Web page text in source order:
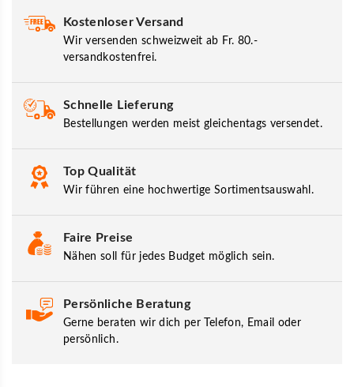
Kostenloser Versand
Wir versenden schweizweit ab Fr. 80.-
versandkostenfrei.
Schnelle Lieferung
Bestellungen werden meist gleichentags versendet.
Top Qualität
Wir führen eine hochwertige Sortimentsauswahl.
Faire Preise
Nähen soll für jedes Budget möglich sein.
Persönliche Beratung
Gerne beraten wir dich per Telefon, Email oder
persönlich.